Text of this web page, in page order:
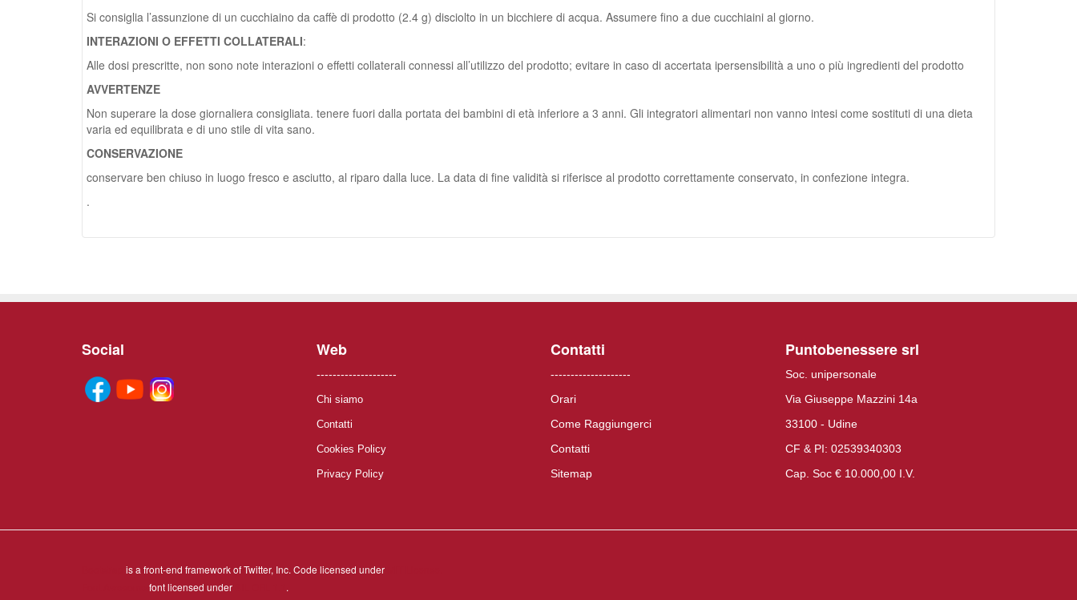
Si consiglia l’assunzione di un cucchiaino da caffè di prodotto (2.4 g) disciolto in un bicchiere di acqua. Assumere fino a due cucchiaini al giorno.
INTERAZIONI O EFFETTI COLLATERALI:
Alle dosi prescritte, non sono note interazioni o effetti collaterali connessi all’utilizzo del prodotto; evitare in caso di accertata ipersensibilità a uno o più ingredienti del prodotto
AVVERTENZE
Non superare la dose giornaliera consigliata. tenere fuori dalla portata dei bambini di età inferiore a 3 anni. Gli integratori alimentari non vanno intesi come sostituti di una dieta
varia ed equilibrata e di uno stile di vita sano.
CONSERVAZIONE
conservare ben chiuso in luogo fresco e asciutto, al riparo dalla luce. La data di fine validità si riferisce al prodotto correttamente conservato, in confezione integra.
.
Social Web
--------------------
Chi siamo
Contatti
Cookies Policy
Privacy Policy
Contatti
--------------------
Orari
Come Raggiungerci
Contatti
Sitemap
Puntobenessere srl
Soc. unipersonale
Via Giuseppe Mazzini 14a
33100 - Udine
CF & PI: 02539340303
Cap. Soc € 10.000,00 I.V.
is a front-end framework of Twitter, Inc. Code licensed under
font licensed under .